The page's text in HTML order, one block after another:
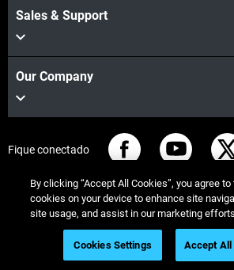
Sales & Support
Our Company
Fique conectado
© Stratasys 2026 Informação legal
Conformidade
By clicking “Accept All Cookies”, you agree
cookies on your device to enhance site
site usage, and assist in our marketing
Cookies Settings Accept All